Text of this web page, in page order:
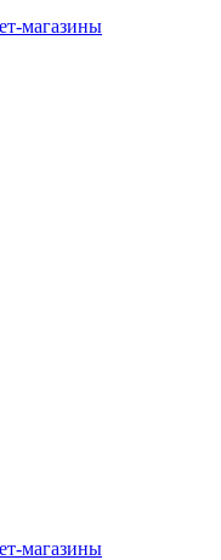
магазины
магазины